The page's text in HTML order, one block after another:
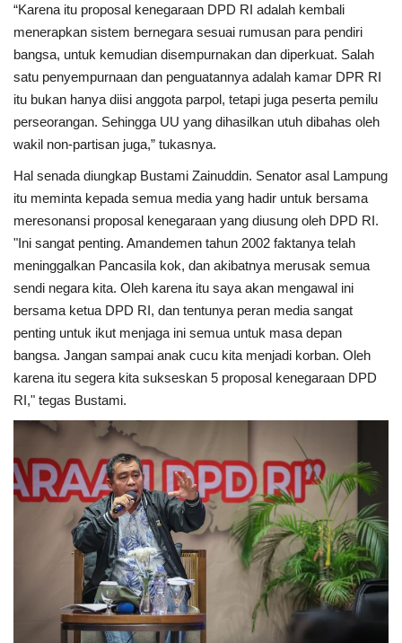
“Karena itu proposal kenegaraan DPD RI adalah kembali
menerapkan sistem bernegara sesuai rumusan para pendiri
bangsa, untuk kemudian disempurnakan dan diperkuat. Salah
satu penyempurnaan dan penguatannya adalah kamar DPR RI
itu bukan hanya diisi anggota parpol, tetapi juga peserta pemilu
perseorangan. Sehingga UU yang dihasilkan utuh dibahas oleh
wakil non-partisan juga,” tukasnya.
Hal senada diungkap Bustami Zainuddin. Senator asal Lampung
itu meminta kepada semua media yang hadir untuk bersama
meresonansi proposal kenegaraan yang diusung oleh DPD RI.
"Ini sangat penting. Amandemen tahun 2002 faktanya telah
meninggalkan Pancasila kok, dan akibatnya merusak semua
sendi negara kita. Oleh karena itu saya akan mengawal ini
bersama ketua DPD RI, dan tentunya peran media sangat
penting untuk ikut menjaga ini semua untuk masa depan
bangsa. Jangan sampai anak cucu kita menjadi korban. Oleh
karena itu segera kita sukseskan 5 proposal kenegaraan DPD
RI," tegas Bustami.